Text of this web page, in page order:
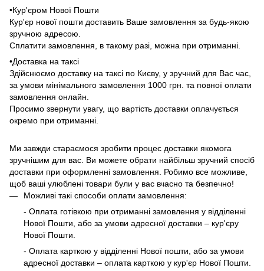
•Кур'єром Нової Пошти
Кур'єр нової пошти доставить Ваше замовлення за будь-якою
зручною адресою.
Сплатити замовлення, в такому разі, можна при отриманні.
•Доставка на таксі
Здійснюємо доставку на таксі по Києву, у зручний для Вас час,
за умови мінімального замовлення 1000 грн. та повної оплати
замовлення онлайн.
Просимо звернути увагу, що вартість доставки оплачується
окремо при отриманні.
Ми завжди стараємося зробити процес доставки якомога
зручнішим для вас. Ви можете обрати найбільш зручний спосіб
доставки при оформленні замовлення. Робимо все можливе,
щоб ваші улюблені товари були у вас вчасно та безпечно!
Можливі такі способи оплати замовлення:
- Оплата готівкою при отриманні замовлення у відділенні
Нової Пошти, або за умови адресної доставки – кур'єру
Нової Пошти.
- Оплата карткою у відділенні Нової пошти, або за умови
адресної доставки – оплата карткою у кур'єр Нової Пошти.